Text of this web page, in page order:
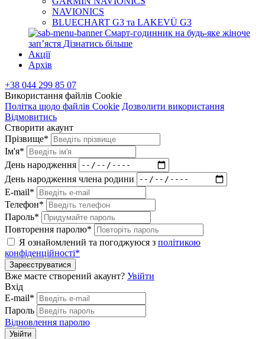
NAVIONICS
BLUECHART G3 та LAKEVÜ G3
Смарт-годинник на будь-яке жіноче
запʼястя Дізнатись більше
Акції
Архів
+38 044 299 85 07
Використання файлів Cookie
Політка щодо файлів Cookie Дозволити використання
Відмовитись
Створити акаунт
Прізвище*
Ім'я*
День народження
День народження члена родини
E-mail*
Телефон*
Пароль*
Повторення паролю*
Я ознайомлений та погоджуюся з політикою
конфіденційності*
Зареєструватися
Вже маєте створений акаунт? Увійти
Вхід
E-mail*
Пароль
Відновлення паролю
Увійти